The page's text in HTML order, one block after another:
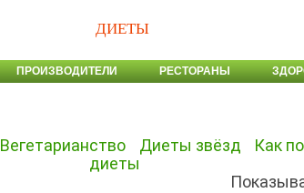
ДИЕТЫ
ПРОИЗВОДИТЕЛИ РЕСТОРАНЫ
Вегетарианство Диеты звёзд Как
диеты